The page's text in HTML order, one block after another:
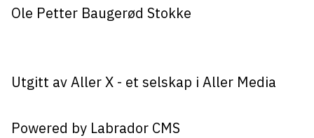
Ole Petter Baugerød Stokke
Utgitt av Aller X- et selskap i Aller Media
Powered by Labrador CMS